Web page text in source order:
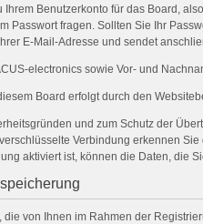
Ihrem Benutzerkonto für das Board,
Passwort fragen. Sollten Sie Ihr
E-Mail-Adresse und sendet
electronics sowie Vor- und
Board erfolgt durch den
und zum Schutz der
Verbindung erkennen
aktiviert ist, können die Daten, die
die von Ihnen im Rahmen der